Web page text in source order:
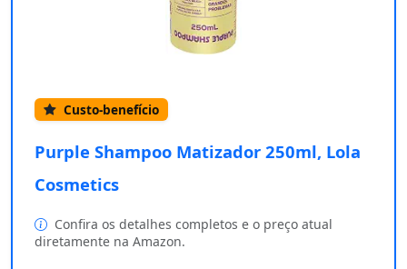
Custo-benefício
Purple Shampoo Matizador 250ml, Lola
Cosmetics
Confira os detalhes completos e o preço atual
diretamente na Amazon.